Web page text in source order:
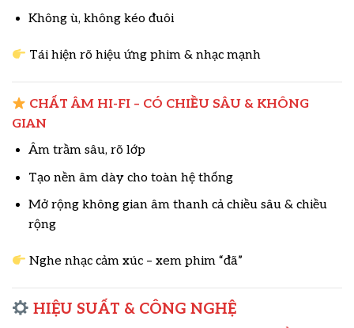
Không ù, không kéo đuôi
Tái hiện rõ hiệu ứng phim & nhạc mạnh
CHẤT ÂM HI-FI – CÓ CHIỀU SÂU & KHÔNG
GIAN
Âm trầm sâu, rõ lớp
Tạo nền âm dày cho toàn hệ thống
Mở rộng không gian âm thanh cả chiều sâu & chiều
rộng
Nghe nhạc cảm xúc – xem phim “đã”
HIỆU SUẤT & CÔNG NGHỆ